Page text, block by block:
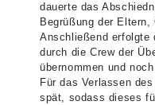
dauerte das
Begrüßung der
Anschließend erfolgte
durch die Crew der
übernommen und
Für das Verlassen
spät, sodass dieses